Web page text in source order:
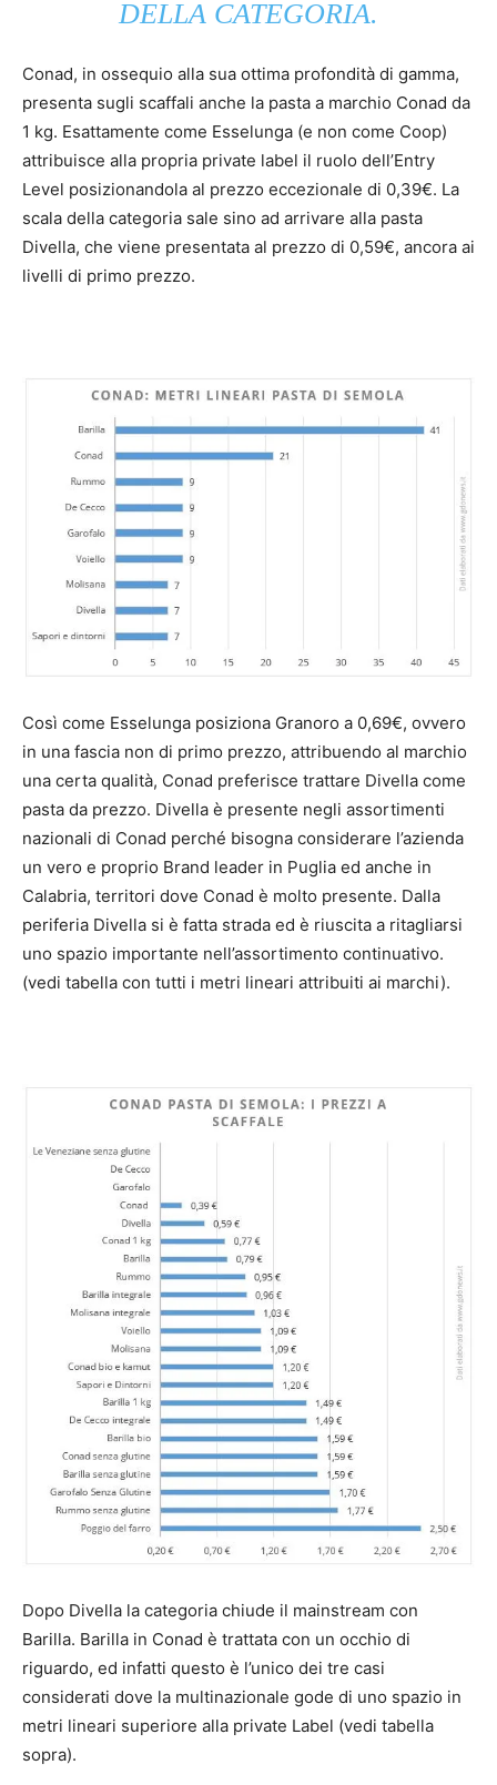
DELLA CATEGORIA.
Conad, in ossequio alla sua ottima profondità di gamma,
presenta sugli scaffali anche la pasta a marchio Conad da
1 kg. Esattamente come Esselunga (e non come Coop)
attribuisce alla propria private label il ruolo dell’Entry
Level posizionandola al prezzo eccezionale di 0,39€. La
scala della categoria sale sino ad arrivare alla pasta
Divella, che viene presentata al prezzo di 0,59€, ancora ai
livelli di primo prezzo.
Così come Esselunga posiziona Granoro a 0,69€, ovvero
in una fascia non di primo prezzo, attribuendo al marchio
una certa qualità, Conad preferisce trattare Divella come
pasta da prezzo. Divella è presente negli assortimenti
nazionali di Conad perché bisogna considerare l’azienda
un vero e proprio Brand leader in Puglia ed anche in
Calabria, territori dove Conad è molto presente. Dalla
periferia Divella si è fatta strada ed è riuscita a ritagliarsi
uno spazio importante nell’assortimento continuativo.
(vedi tabella con tutti i metri lineari attribuiti ai marchi).
Dopo Divella la categoria chiude il mainstream con
Barilla. Barilla in Conad è trattata con un occhio di
riguardo, ed infatti questo è l’unico dei tre casi
considerati dove la multinazionale gode di uno spazio in
metri lineari superiore alla private Label (vedi tabella
sopra).